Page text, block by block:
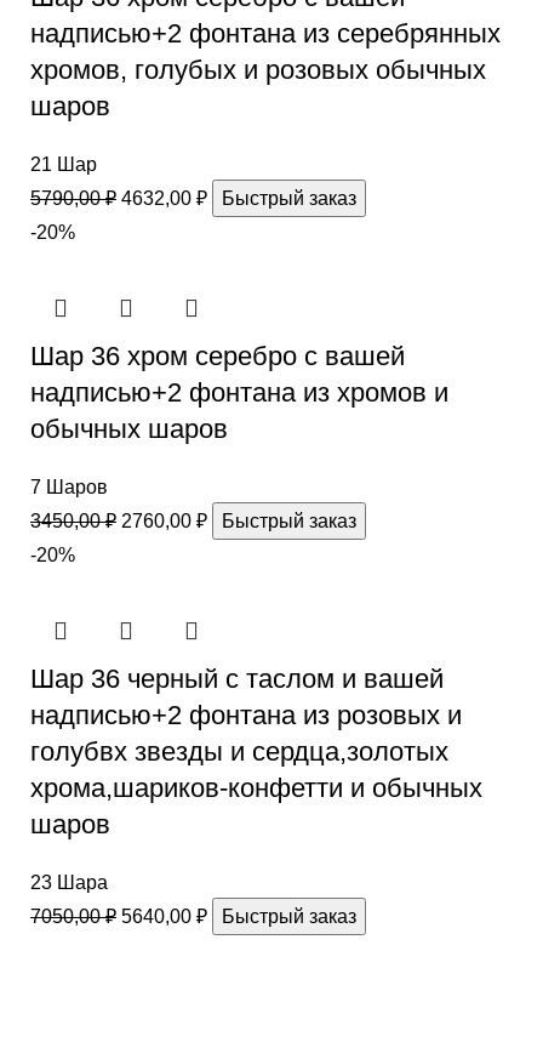
надписью+2 фонтана из серебрянных
хромов, голубых и розовых обычных
шаров
21 Шар
5790,00₽ 4632,00 ₽
Быстрый заказ
-20%
Шар 36 хром серебро с вашей
надписью+2 фонтана из хромов и
обычных шаров
7 Шаров
3450,00₽ 2760,00 ₽
Быстрый заказ
-20%
Шар 36 черный с таслом и вашей
надписью+2 фонтана из розовых и
голубвх звезды и сердца,золотых
хрома,шариков-конфетти и обычных
шаров
23 Шара
7050,00₽ 5640,00 ₽ Быстрый заказ